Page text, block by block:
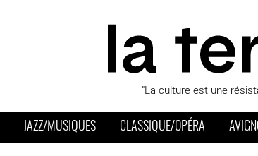
"La culture est une
JAZZ/MUSIQUES CLASSIQUE/OPÉRA